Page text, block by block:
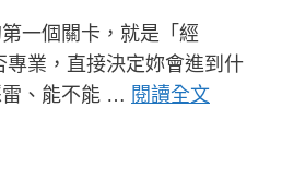
一個關卡，就是「經
專業，直接決定妳會進到什
雷、能不能 … 閱讀全文